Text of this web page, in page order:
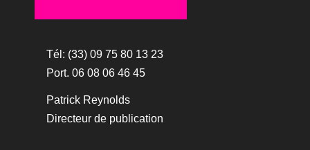
Tél: (33) 09 75 80 13 23
Port. 06 08 06 46 45
Patrick Reynolds
Directeur de publication